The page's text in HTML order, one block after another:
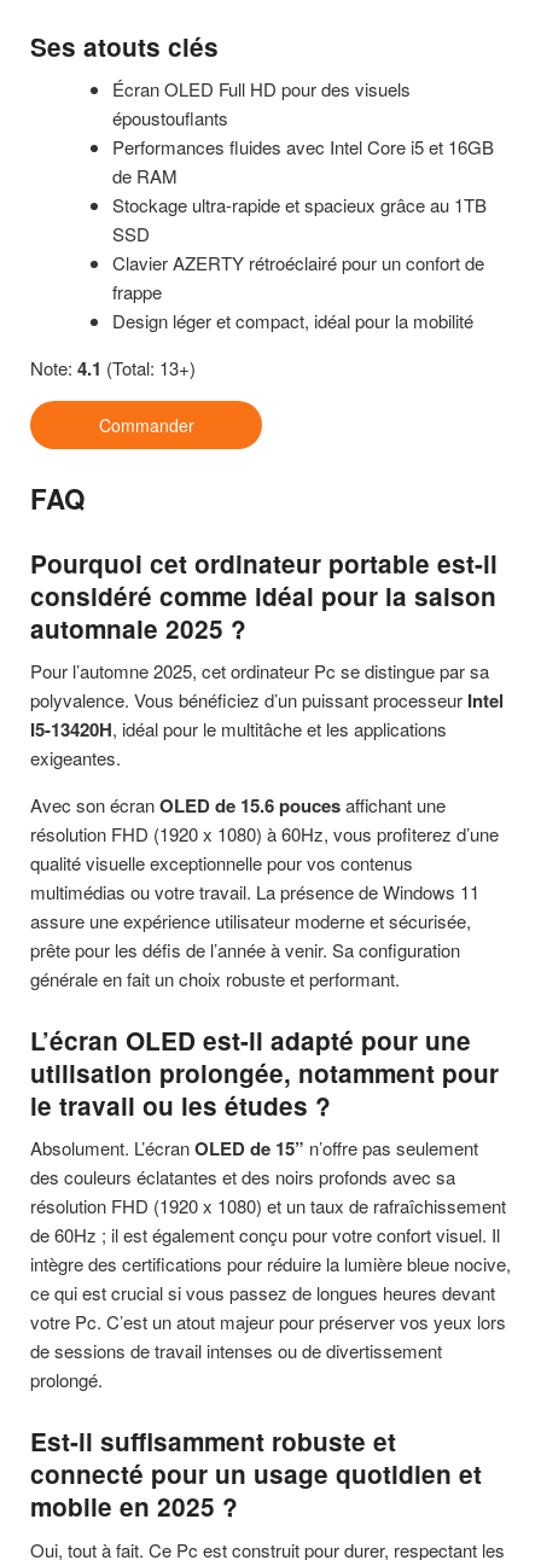
Ses atouts clés
Écran OLED Full HD pour des visuels
époustouflants
Performances fluides avec Intel Core i5 et 16GB
de RAM
Stockage ultra-rapide et spacieux grâce au 1TB
SSD
Clavier AZERTY rétroéclairé pour un confort de
frappe
Design léger et compact, idéal pour la mobilité
Note: 4.1 (Total: 13+)
Commander
FAQ
Pourquoi cet ordinateur portable est-il
considéré comme idéal pour la saison
automnale 2025 ?
Pour l’automne 2025, cet ordinateur Pc se distingue par sa
polyvalence. Vous bénéficiez d’un puissant processeur Intel
I5-13420H, idéal pour le multitâche et les applications
exigeantes.
Avec son écranOLED de 15.6 poucesaffichant une
résolution FHD (1920 x 1080) à 60Hz, vous profiterez d’une
qualité visuelle exceptionnelle pour vos contenus
multimédias ou votre travail. La présence de Windows 11
assure une expérience utilisateur moderne et sécurisée,
prête pour les défis de l’année à venir. Sa configuration
générale en fait un choix robuste et performant.
L’écran OLED est-il adapté pour une
utilisation prolongée, notamment pour
le travail ou les études ?
Absolument. L’écranOLED de 15” n’offre pas seulement
des couleurs éclatantes et des noirs profonds avec sa
résolution FHD (1920 x 1080) et un taux de rafraîchissement
de 60Hz ; il est également conçu pour votre confort visuel. Il
intègre des certifications pour réduire la lumière bleue nocive,
ce qui est crucial si vous passez de longues heures devant
votre Pc. C’est un atout majeur pour préserver vos yeux lors
de sessions de travail intenses ou de divertissement
prolongé.
Est-il suffisamment robuste et
connecté pour un usage quotidien et
mobile en 2025 ?
Oui, tout à fait. Ce Pc est construit pour durer, respectant les